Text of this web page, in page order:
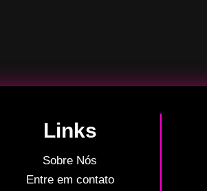
Links
Sobre Nós
Entre em contato